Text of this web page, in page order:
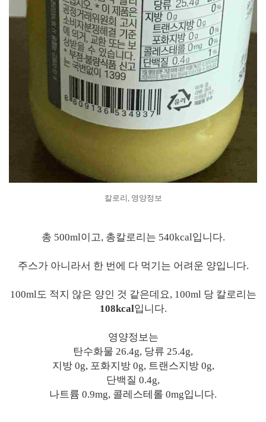
칼로리, 영양정보
총 500ml이고, 총칼로리는 540kcal입니다.
주스가 아니라서 한 번에 다 먹기는 어려운 양입니다.
100ml도 적지 않은 양인 것 같은데요, 100ml 당 칼로리는
108kcal입니다.
영양정보는
탄수화물 26.4g, 당류 25.4g,
지방 0g, 포화지방 0g, 트랜스지방 0g,
단백질 0.4g,
나트륨 0.9mg, 콜레스테롤 0mg입니다.